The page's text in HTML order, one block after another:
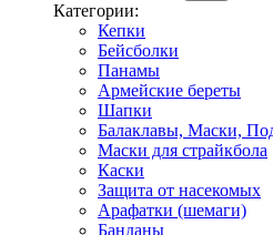
Категории:
Кепки
Бейсболки
Панамы
Армейские береты
Шапки
Балаклавы, Маски,
Маски для страйкбола
Каски
Защита от насекомых
Арафатки (шемаги)
Банданы